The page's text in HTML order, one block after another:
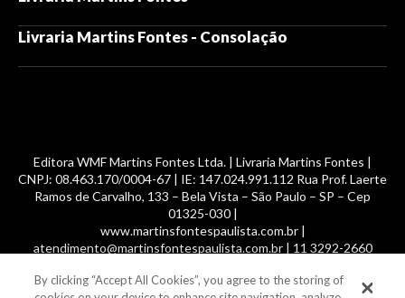
Livraria Martins Fontes - Consolação
Editora WMF Martins Fontes Ltda. | Livraria Martins Fontes |
CNPJ: 08.463.170/0004-67 | IE: 147.024.991.112 Rua Prof. Laerte
Ramos de Carvalho, 133 – Bela Vista – São Paulo – SP – Cep
01325-030 |
www.martinsfontespaulista.com.br |
atendimento@martinsfontespaulista.com.br | 11 3292-2660
© 2014 -2026, MartinsFontes livros nacionais e importados,
By clicking “Accept All Cookies”, you agree to the storing of